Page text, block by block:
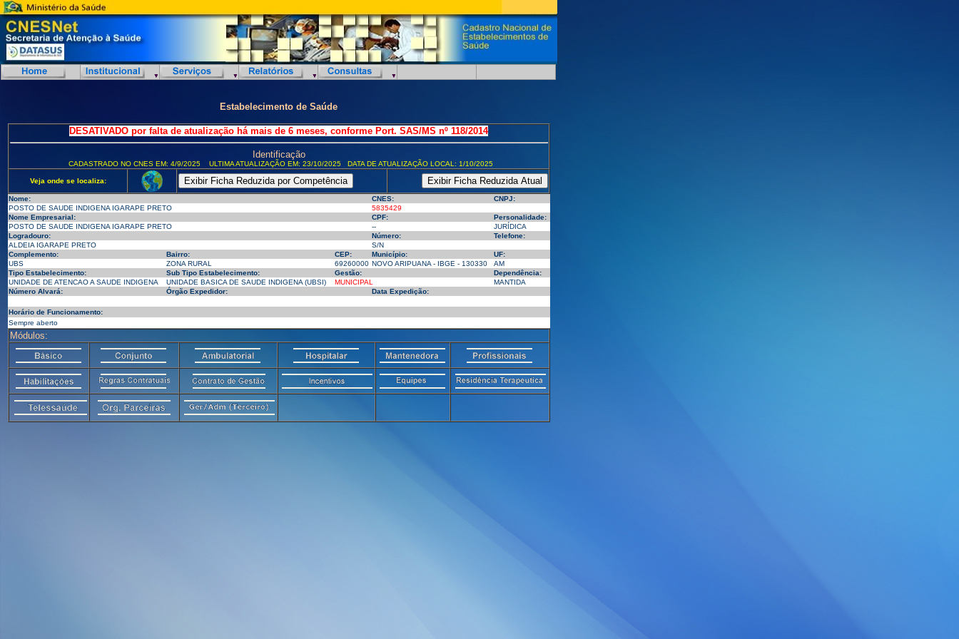
Estabelecimento de Saúde
DESATIVADO por falta de atualização há mais de 6 meses, conforme Port. SAS/MS nº 118/2014
Identificação
CADASTRADO NO CNES EM: 4/9/2025 ULTIMA ATUALIZAÇÃO EM: 23/10/2025 DATA DE ATUALIZAÇÃO LOCAL: 1/10/2025
Veja onde se localiza:
Nome: CNES:
CNPJ:
POSTO DE SAUDE INDIGENA IGARAPE PRETO
5835429
Nome Empresarial:
CPF:
Personalidade:
POSTO DE SAUDE INDIGENA IGARAPE PRETO
--
JURÍDICA
Logradouro:
Número:
Telefone:
ALDEIA IGARAPE PRETO
S/N
Complemento:
Bairro: CEP: Município:
UF:
UBS
ZONA RURAL 69260000 NOVO ARIPUANA - IBGE - 130330
AM
Tipo Estabelecimento:
Sub Tipo Estabelecimento: Gestão:
Dependência:
UNIDADE DE ATENCAO A SAUDE INDIGENA
UNIDADE BASICA DE SAUDE INDIGENA (UBSI) MUNICIPAL
MANTIDA
Número Alvará:
Órgão Expedidor: Data Expedição:
Horário de Funcionamento:
Sempre aberto
Módulos: